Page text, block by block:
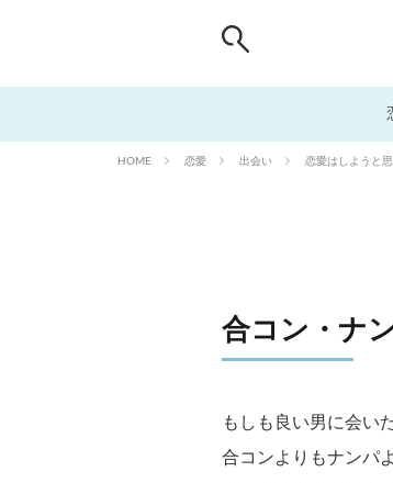
HOME 恋愛 出会い 恋愛はしようと
合コン・ナ
もしも良い男に会い
合コンよりもナンパ